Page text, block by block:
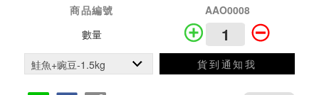
商品編號
AAO0008
數量
貨到通知我